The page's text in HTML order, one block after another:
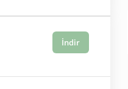
İndir